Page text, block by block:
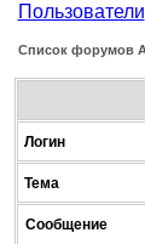
Пользователи
Список форумов
Логин
Тема
Сообщение